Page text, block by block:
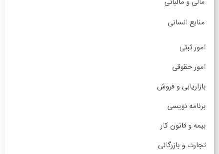
منابع انسانی
امور ثبتی
امور حقوقی
بازاریابی و فروش
برنامه نویسی
بیمه و قانون کار
تجارت و بازرگانی